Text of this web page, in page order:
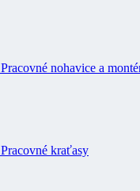
Pracovné nohavice a
Pracovné kraťasy